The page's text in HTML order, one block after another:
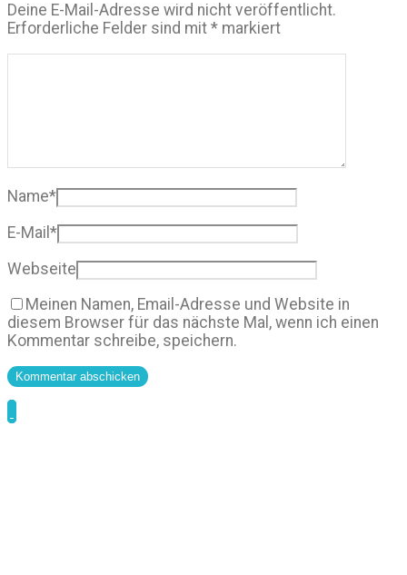
Deine E-Mail-Adresse wird nicht veröffentlicht.
Erforderliche Felder sind mit * markiert
Name*
E-Mail *
Webseite
Meinen Namen, Email-Adresse und Website in
diesem Browser für das nächste Mal, wenn ich einen
Kommentar schreibe, speichern.